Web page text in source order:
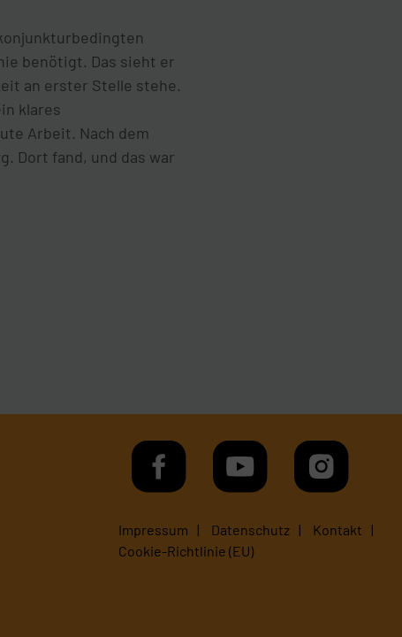
benötigt. Das sieht er
an erster Stelle stehe.
klares
Arbeit. Nach dem
Dort fand, und das war
Impressum Datenschutz
Kontakt
Cookie-Richtlinie (EU)